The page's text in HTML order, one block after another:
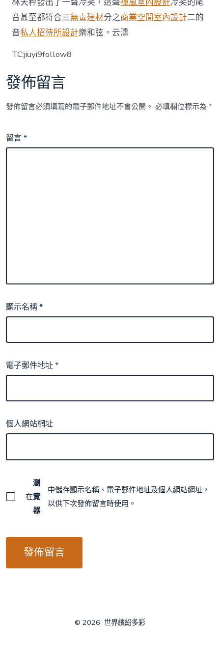
音甚至都符合三無毒建材分之商業空間室內設計二的
音私人招待所設計樂和弦。云濤
TC:jiuyi9follow8
發佈留言
發佈留言必須填寫的電子郵件地址不會公開。 必填欄位標示為*
留言*
顯示名稱*
電子郵件地址*
個人網站網址
在
瀏
覽
器
中儲存顯示名稱、電子郵件地址及個人網站網址，
以供下次發佈留言時使用。
© 2026 世界繽紛多彩